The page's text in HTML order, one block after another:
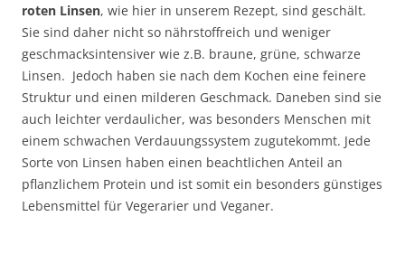
roten Linsen, wie hier in unserem Rezept, sind geschält.
Sie sind daher nicht so nährstoffreich und weniger
geschmacksintensiver wie z.B. braune, grüne, schwarze
Linsen. Jedoch haben sie nach dem Kochen eine feinere
Struktur und einen milderen Geschmack. Daneben sind sie
auch leichter verdaulicher, was besonders Menschen mit
einem schwachen Verdauungssystem zugutekommt. Jede
Sorte von Linsen haben einen beachtlichen Anteil an
pflanzlichem Protein und ist somit ein besonders günstiges
Lebensmittel für Vegerarier und Veganer.